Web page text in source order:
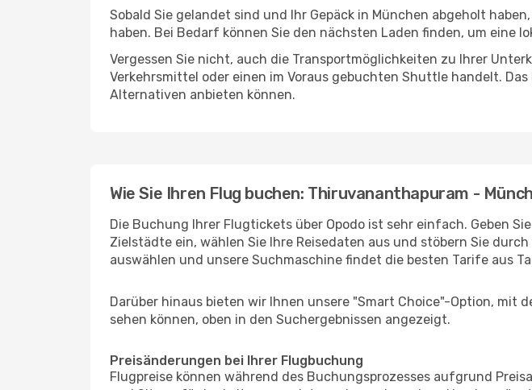
Sobald Sie gelandet sind und Ihr Gepäck in München abgeholt
haben. Bei Bedarf können Sie den nächsten Laden finden, um eine
Vergessen Sie nicht, auch die Transportmöglichkeiten zu Ihrer
Verkehrsmittel oder einen im Voraus gebuchten Shuttle handelt.
Alternativen anbieten können.
Wie Sie Ihren Flug buchen: Thiruvananthapuram -
Die Buchung Ihrer Flugtickets über Opodo ist sehr einfach. Geben
Zielstädte ein, wählen Sie Ihre Reisedaten aus und stöbern Sie
auswählen und unsere Suchmaschine findet die besten Tarife aus
Darüber hinaus bieten wir Ihnen unsere "Smart Choice"-Option,
sehen können, oben in den Suchergebnissen angezeigt.
Preisänderungen bei Ihrer Flugbuchung
Flugpreise können während des Buchungsprozesses aufgrund